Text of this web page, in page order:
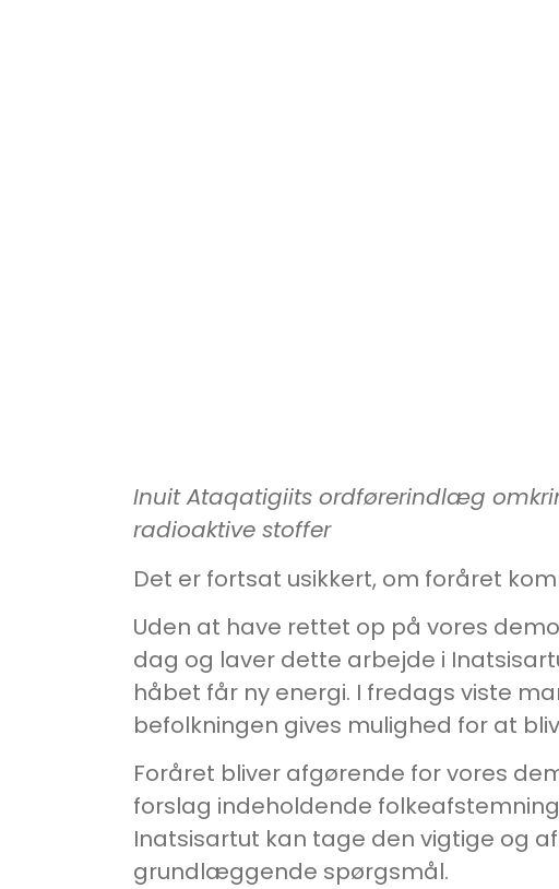
Inuit Ataqatigiits ordførerindlæg
radioaktive stoffer
Det er fortsat usikkert, om foråret
Uden at have rettet op på vores
dag og laver dette arbejde i
håbet får ny energi. I fredags viste
befolkningen gives mulighed for at
Foråret bliver afgørende for vores
forslag indeholdende
Inatsisartut kan tage den vigtige og
grundlæggende spørgsmål.